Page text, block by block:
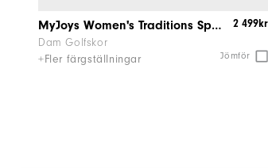
MyJoys Women's Traditions Spiked
Dam Golfskor
Jömför
+Fler färgställningar
2 499kr